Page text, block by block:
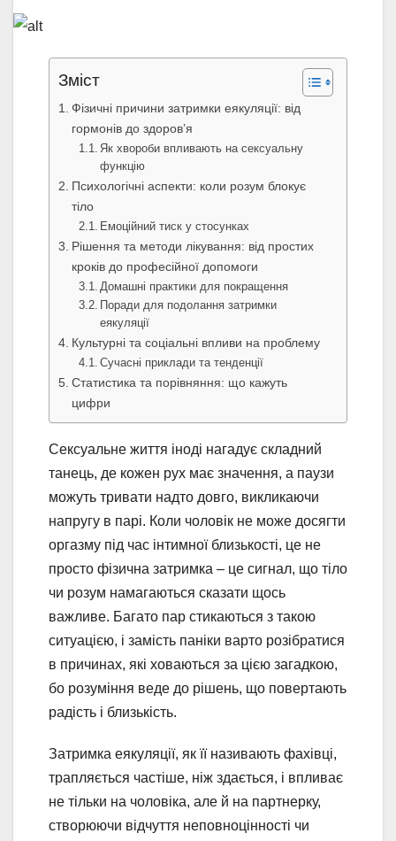
Зміст
Фізичні причини затримки еякуляції: від
гормонів до здоров’я
Як хвороби впливають на сексуальну
функцію
Психологічні аспекти: коли розум блокує
тіло
Емоційний тиск у стосунках
Рішення та методи лікування: від простих
кроків до професійної допомоги
Домашні практики для покращення
Поради для подолання затримки
еякуляції
Культурні та соціальні впливи на проблему
Сучасні приклади та тенденції
Статистика та порівняння: що кажуть
цифри
Сексуальне життя іноді нагадує складний
танець, де кожен рух має значення, а паузи
можуть тривати надто довго, викликаючи
напругу в парі. Коли чоловік не може досягти
оргазму під час інтимної близькості, це не
просто фізична затримка – це сигнал, що тіло
чи розум намагаються сказати щось
важливе. Багато пар стикаються з такою
ситуацією, і замість паніки варто розібратися
в причинах, які ховаються за цією загадкою,
бо розуміння веде до рішень, що повертають
радість і близькість.
Затримка еякуляції, як її називають фахівці,
трапляється частіше, ніж здається, і впливає
не тільки на чоловіка, але й на партнерку,
створюючи відчуття неповноцінності чи